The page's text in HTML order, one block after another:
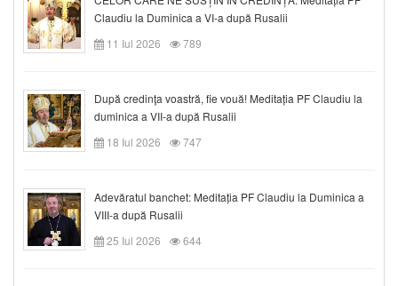
Claudiu la Duminica a VI-a după Rusalii
11 Iul 2026
789
După credinţa voastră, fie vouă! Meditația PF Claudiu la
duminica a VII-a după Rusalii
18 Iul 2026
747
Adevăratul banchet: Meditația PF Claudiu la Duminica a
VIII-a după Rusalii
25 Iul 2026
644